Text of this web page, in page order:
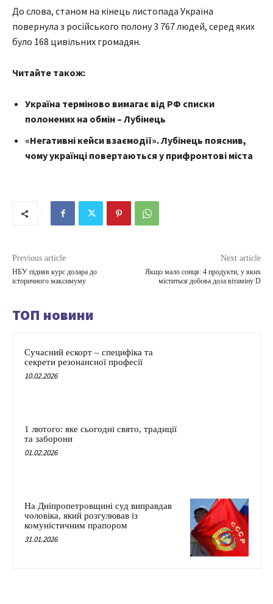
До слова, станом на кінець листопада Україна
повернула з російського полону 3 767 людей, серед яких
було 168 цивільних громадян.
Читайте також:
Україна терміново вимагає від РФ списки
полонених на обмін – Лубінець
«Негативні кейси взаємодії». Лубінець пояснив,
чому українці повертаються у прифронтові міста
Previous article
НБУ підняв курс долара до
історичного максимуму
Next article
Якщо мало сонця: 4 продукти, у яких
міститься добова доза вітаміну D
ТОП новини
Сучасний ескорт – специфіка та
секрети резонансної професії
10.02.2026
1 лютого: яке сьогодні свято, традиції
та заборони
01.02.2026
На Дніпропетровщині суд виправдав
чоловіка, який розгулював із
комуністичним прапором
31.01.2026